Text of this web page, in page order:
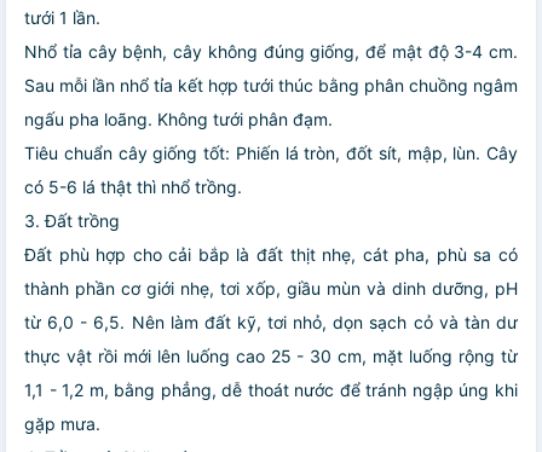
tưới 1 lần.
Nhổ tỉa cây bệnh, cây không đúng giống, để mật độ 3-4 cm.
Sau mỗi lần nhổ tỉa kết hợp tưới thúc bằng phân chuồng ngâm
ngấu pha loãng. Không tưới phân đạm.
Tiêu chuẩn cây giống tốt: Phiến lá tròn, đốt sít, mập, lùn. Cây
có 5-6 lá thật thì nhổ trồng.
3. Đất trồng
Đất phù hợp cho cải bắp là đất thịt nhẹ, cát pha, phù sa có
thành phần cơ giới nhẹ, tơi xốp, giầu mùn và dinh dưỡng, pH
từ 6,0 - 6,5. Nên làm đất kỹ, tơi nhỏ, dọn sạch cỏ và tàn dư
thực vật rồi mới lên luống cao 25 - 30 cm, mặt luống rộng từ
1,1 - 1,2 m, bằng phẳng, dễ thoát nước để tránh ngập úng khi
gặp mưa.